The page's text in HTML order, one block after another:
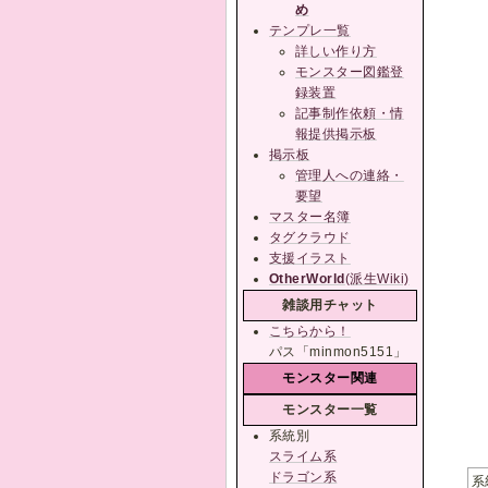
め
テンプレ一覧
詳しい作り方
モンスター図鑑登
録装置
記事制作依頼・情
報提供掲示板
掲示板
管理人への連絡・
要望
マスター名簿
タグクラウド
支援イラスト
OtherWorld (派生Wiki)
雑談用チャット
こちらから！
パス「minmon5151」
モンスター関連
モンスター一覧
系統別
スライム系
ドラゴン系